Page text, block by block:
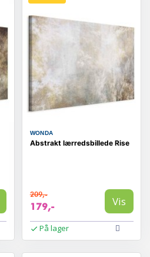
WONDA
Abstrakt lærredsbillede Rise
209,-
179,- Vis
På lager